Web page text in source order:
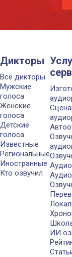
Дикторы
Все дикторы
Мужские
голоса
Женские
голоса
Детские
голоса
Известные
Региональные
Иностранные
Кто озвучил
ИИ